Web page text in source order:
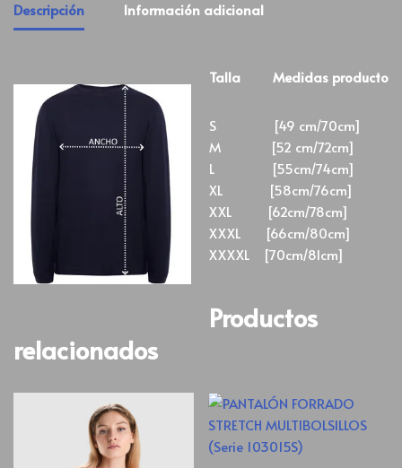
Descripción Información adicional
Talla Medidas producto
S [49 cm/70cm]
M [52 cm/72cm]
L [55cm/74cm]
XL [58cm/76cm]
XXL [62cm/78cm]
XXXL [66cm/80cm]
XXXXL [70cm/81cm]
Productos
relacionados